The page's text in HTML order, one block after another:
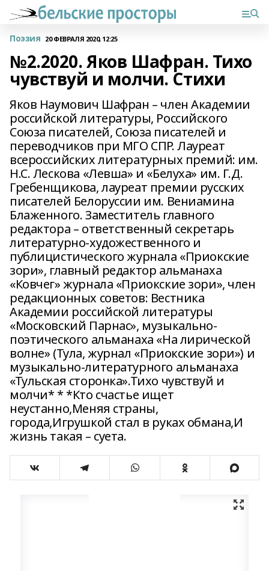
Поэзия 20 ФЕВРАЛЯ 2020, 12:25
№2.2020. Яков Шафран. Тихо
чувствуй и молчи. Стихи
Яков Наумович Шафран – член Академии
российской литературы, Российского
Союза писателей, Союза писателей и
переводчиков при МГО СПР. Лауреат
всероссийских литературных премий: им.
Н.С. Лескова «Левша» и «Белуха» им. Г.Д.
Гребенщикова, лауреат премии русских
писателей Белоруссии им. Вениамина
Блаженного. Заместитель главного
редактора – ответственный секретарь
литературно-художественного и
публицистического журнала «Приокские
зори», главный редактор альманаха
«Ковчег» журнала «Приокские зори», член
редакционных советов: Вестника
Академии российской литературы
«Московский Парнас», музыкально-
поэтического альманаха «На лирической
волне» (Тула, журнал «Приокские зори») и
музыкально-литературного альманаха
«Тульская сторонка».Тихо чувствуй и
молчи* * *Кто счастье ищет
неустанно,Меняя страны,
города,Игрушкой стал в руках обмана,И
жизнь такая – суета.